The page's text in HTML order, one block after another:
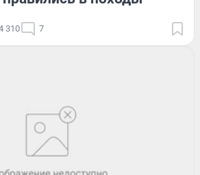
310 7